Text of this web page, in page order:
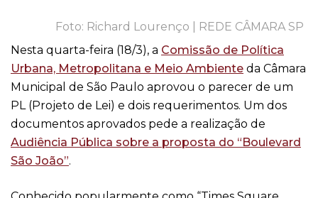
Richard Lourenço | REDE CÂMARA SP
Nesta quarta-feira (18/3), a Comissão de Política
Urbana, Metropolitana e Meio Ambiente da Câmara
Municipal de São Paulo aprovou o parecer de um
PL (Projeto de Lei) e dois requerimentos. Um dos
documentos aprovados pede a realização de
Audiência Pública sobre a proposta do “Boulevard
São João”.